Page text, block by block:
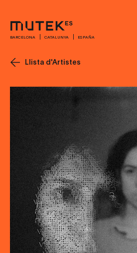
BARCELONA CATALUNYA ESPAÑA
Llista d'Artistes